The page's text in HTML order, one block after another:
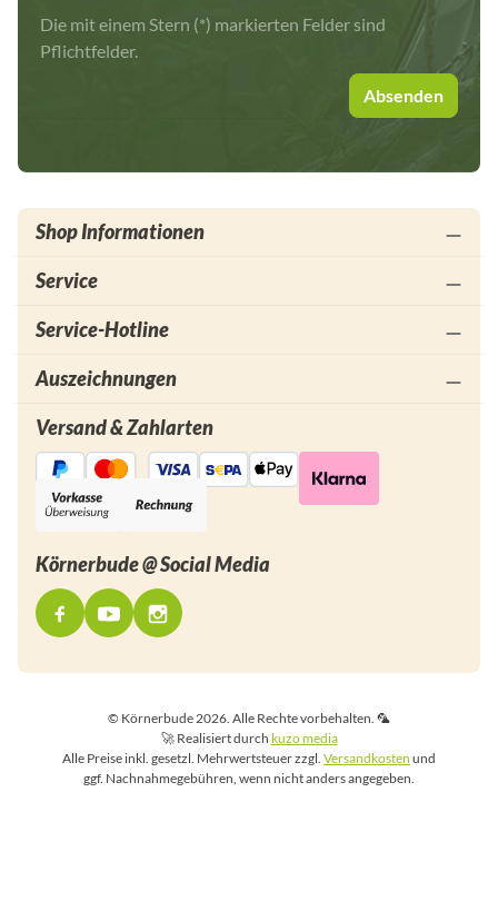
Die mit einem Stern (*) markierten Felder sind
Pflichtfelder.
Absenden
Shop Informationen
Service
Service-Hotline
Auszeichnungen
Versand & Zahlarten
Körnerbude @ Social Media
© Körnerbude 2026. Alle Rechte vorbehalten. 🦜
🚀 Realisiert durch kuzo media
Alle Preise inkl. gesetzl. Mehrwertsteuer zzgl. Versandkosten und
ggf. Nachnahmegebühren, wenn nicht anders angegeben.